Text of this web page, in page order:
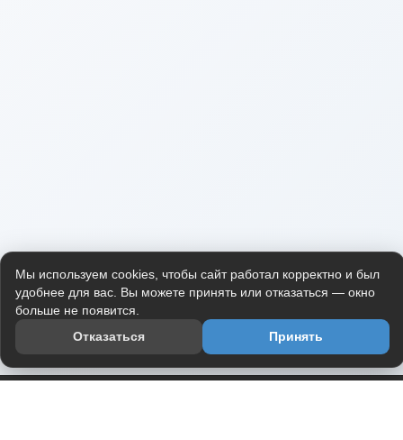
Мы используем cookies, чтобы сайт работал корректно и был
удобнее для вас. Вы можете принять или отказаться — окно
больше не появится.
Отказаться
Принять